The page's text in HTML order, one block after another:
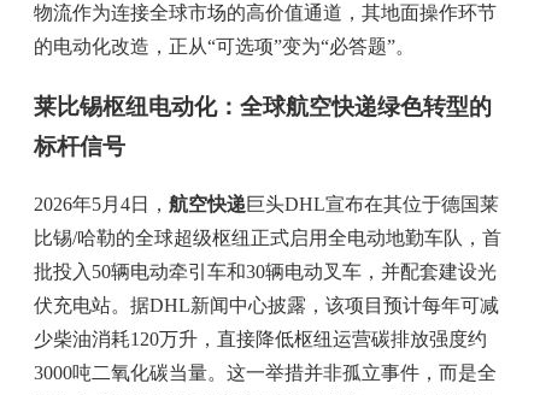
物流作为连接全球市场的高价值通道，其地面操作环节
的电动化改造，正从“可选项”变为“必答题”。
莱比锡枢纽电动化：全球航空快递绿色转型的
标杆信号
2026年5月4日， 航空快递巨头DHL宣布在其位于德国莱
比锡/哈勒的全球超级枢纽正式启用全电动地勤车队，首
批投入50辆电动牵引车和30辆电动叉车，并配套建设光
伏充电站。据DHL新闻中心披露，该项目预计每年可减
少柴油消耗120万升，直接降低枢纽运营碳排放强度约
3000吨二氧化碳当量。这一举措并非孤立事件，而是全